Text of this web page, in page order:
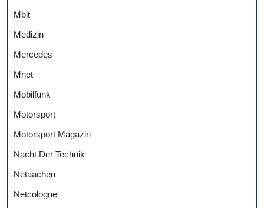
Mbit
Medizin
Mercedes
Mnet
Mobilfunk
Motorsport
Motorsport Magazin
Nacht Der Technik
Netaachen
Netcologne